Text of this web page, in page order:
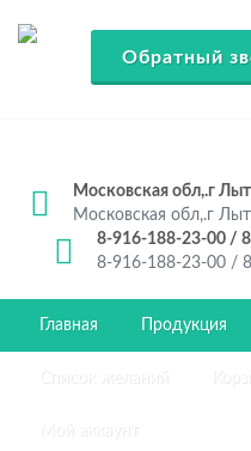
Обратный
Московская обл,.г
Московская обл,.г
8-916-188-23-00 /
8-916-188-23-00 /
Главная Продукция